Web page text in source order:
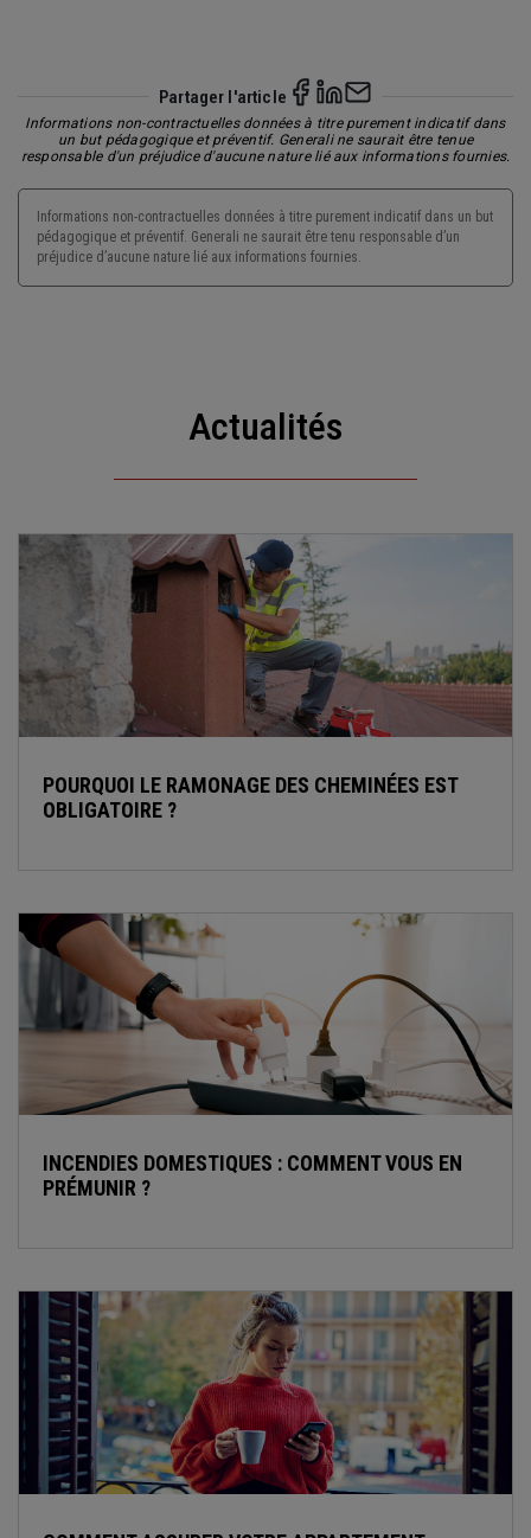
Partager l'article
Informations non-contractuelles données à titre purement indicatif dans
un but pédagogique et préventif. Generali ne saurait être tenue
responsable d'un préjudice d'aucune nature lié aux informations fournies.
Informations non-contractuelles données à titre purement indicatif dans un but
pédagogique et préventif. Generali ne saurait être tenu responsable d’un
préjudice d’aucune nature lié aux informations fournies.
Actualités
POURQUOI LE RAMONAGE DES CHEMINÉES EST
OBLIGATOIRE ?
INCENDIES DOMESTIQUES : COMMENT VOUS EN
PRÉMUNIR ?